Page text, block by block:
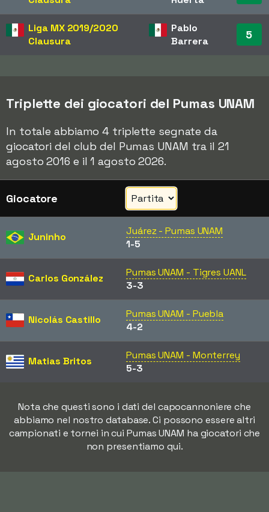
Liga MX 2019/2020
Clausura
Pablo
Barrera
5
Triplette dei giocatori del Pumas UNAM
In totale abbiamo 4 triplette segnate da
giocatori del club del Pumas UNAM tra il 21
agosto 2016 e il 1 agosto 2026.
Giocatore
Juninho
Juárez - Pumas UNAM
1-5
Carlos González
Pumas UNAM - Tigres UANL
3-3
Nicolás Castillo
Pumas UNAM - Puebla
4-2
Matias Britos
Pumas UNAM - Monterrey
5-3
Nota che questi sono i dati del capocannoniere che
abbiamo nel nostro database. Ci possono essere altri
campionati e tornei in cui Pumas UNAM ha giocatori che
non presentiamo qui.